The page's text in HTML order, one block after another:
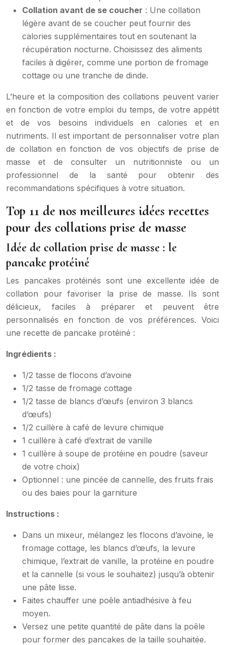
Collation avant de se coucher : Une collation
légère avant de se coucher peut fournir des
calories supplémentaires tout en soutenant la
récupération nocturne. Choisissez des aliments
faciles à digérer, comme une portion de fromage
cottage ou une tranche de dinde.
L’heure et la composition des collations peuvent varier
en fonction de votre emploi du temps, de votre appétit
et de vos besoins individuels en calories et en
nutriments. Il est important de personnaliser votre plan
de collation en fonction de vos objectifs de prise de
masse et de consulter un nutritionniste ou un
professionnel de la santé pour obtenir des
recommandations spécifiques à votre situation.
Top 11 de nos meilleures idées recettes
pour des collations prise de masse
Idée de collation prise de masse : le
pancake protéiné
Les pancakes protéinés sont une excellente idée de
collation pour favoriser la prise de masse. Ils sont
délicieux, faciles à préparer et peuvent être
personnalisés en fonction de vos préférences. Voici
une recette de pancake protéiné :
Ingrédients :
1/2 tasse de flocons d’avoine
1/2 tasse de fromage cottage
1/2 tasse de blancs d’œufs (environ 3 blancs
d’œufs)
1/2 cuillère à café de levure chimique
1 cuillère à café d’extrait de vanille
1 cuillère à soupe de protéine en poudre (saveur
de votre choix)
Optionnel : une pincée de cannelle, des fruits frais
ou des baies pour la garniture
Instructions :
Dans un mixeur, mélangez les flocons d’avoine, le
fromage cottage, les blancs d’œufs, la levure
chimique, l’extrait de vanille, la protéine en poudre
et la cannelle (si vous le souhaitez) jusqu’à obtenir
une pâte lisse.
Faites chauffer une poêle antiadhésive à feu
moyen.
Versez une petite quantité de pâte dans la poêle
pour former des pancakes de la taille souhaitée.